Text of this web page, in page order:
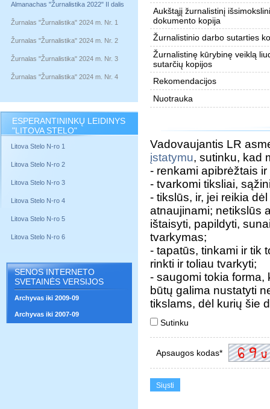
Almanachas "Žurnalistika 2022" II dalis
Žurnalas "Žurnalistika" 2024 m. Nr. 1
Žurnalas "Žurnalistika" 2024 m. Nr. 2
Žurnalas "Žurnalistika" 2024 m. Nr. 3
Žurnalas "Žurnalistika" 2024 m. Nr. 4
ESPERANTININKŲ LEIDINYS
"LITOVA STELO"
Litova Stelo N-ro 1
Litova Stelo N-ro 2
Litova Stelo N-ro 3
Litova Stelo N-ro 4
Litova Stelo N-ro 5
Litova Stelo N-ro 6
SENOS INTERNETO
SVETAINĖS VERSIJOS
Archyvas iki 2009-09
Archyvas iki 2007-09
Aukštąjį žurnalistinį
dokumento kopija
Žurnalistinio darbo sutarties
Žurnalistinę kūrybinę veiklą
sutarčių kopijos
Rekomendacijos
Nuotrauka
Vadovaujantis LR
įstatymu, sutinku, kad
- renkami apibrėžtais
- tvarkomi tiksliai,
- tikslūs, ir, jei reikia
atnaujinami; netikslūs
ištaisyti, papildyti,
tvarkymas;
- tapatūs, tinkami ir tik
rinkti ir toliau tvarkyti;
- saugomi tokia
būtų galima nustatyti
tikslams, dėl kurių šie
Sutinku
Apsaugos kodas*